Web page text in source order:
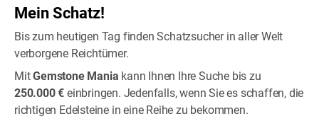
Mein Schatz!
Bis zum heutigen Tag finden Schatzsucher in aller Welt
verborgene Reichtümer.
MitGemstone Mania kann Ihnen Ihre Suche bis zu
250.000 €einbringen. Jedenfalls, wenn Sie es schaffen, die
richtigen Edelsteine in eine Reihe zu bekommen.